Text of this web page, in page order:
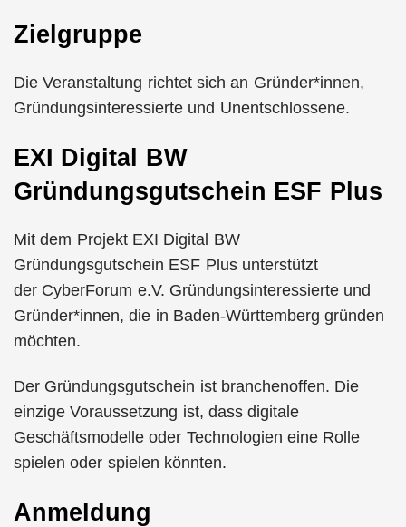
Zielgruppe
Die Veranstaltung richtet sich an Gründer*innen,
Gründungsinteressierte und Unentschlossene.
EXI Digital BW
Gründungsgutschein ESF Plus
Mit dem Projekt EXI Digital BW
Gründungsgutschein ESF Plus unterstützt
der CyberForum e.V. Gründungsinteressierte und
Gründer*innen, die in Baden-Württemberg gründen
möchten.
Der Gründungsgutschein ist branchenoffen. Die
einzige Voraussetzung ist, dass digitale
Geschäftsmodelle oder Technologien eine Rolle
spielen oder spielen könnten.
Anmeldung